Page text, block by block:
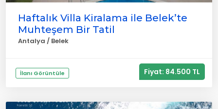
Haftalık Villa Kiralama ile Belek’te
Muhteşem Bir Tatil
Antalya / Belek
İlanı Görüntüle Fiyat: 84.500 TL